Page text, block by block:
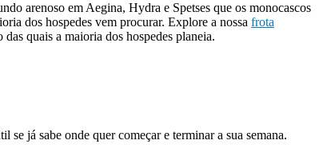
arenoso em Aegina, Hydra e Spetses que os monocascos
dos hospedes vem procurar. Explore a nossa frota
quais a maioria dos hospedes planeia.
já sabe onde quer começar e terminar a sua semana.